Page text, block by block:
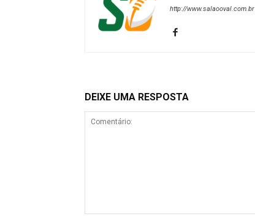
http://www.salaooval.com.br
DEIXE UMA RESPOSTA